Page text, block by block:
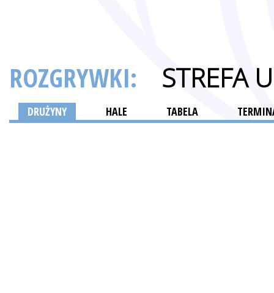
ROZGRYWKI: STREFA
DRUŻYNY HALE TABELA